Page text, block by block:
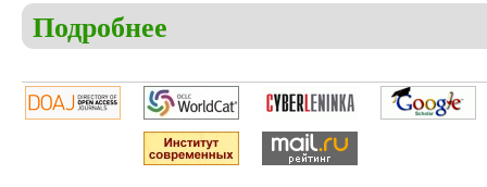
Подробнее